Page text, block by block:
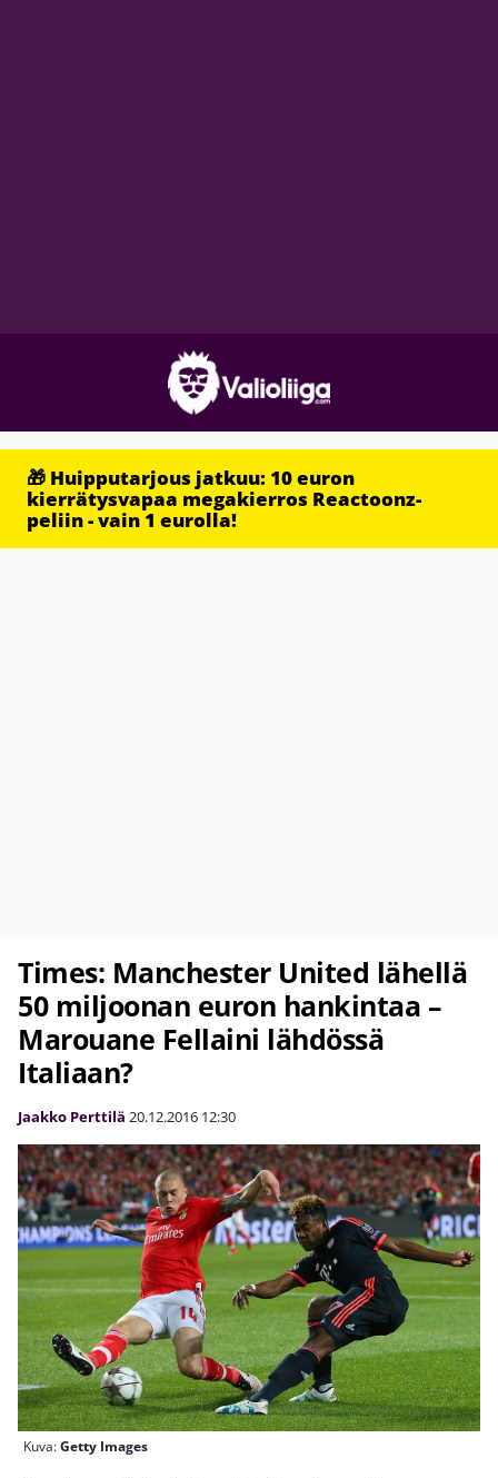
🎁 Huipputarjous jatkuu: 10 euron
kierrätysvapaa megakierros Reactoonz-
peliin - vain 1 eurolla!
Times: Manchester United lähellä
50 miljoonan euron hankintaa –
Marouane Fellaini lähdössä
Italiaan?
Jaakko Perttilä 20.12.2016 12:30
Kuva:Getty Images